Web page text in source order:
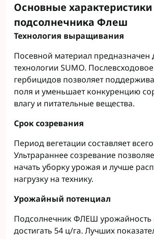
Основные характеристики
подсолнечника Флеш
Технология выращивания
Посевной материал предназначен
технологии SUMO.
гербицидов позволяет
поля и уменьшает конкуренцию
влагу и питательные вещества.
Срок созревания
Период вегетации составляет
Ультрараннее созревание
начать уборку урожая и лучше
нагрузку на технику.
Урожайный потенциал
Подсолнечник ФЛЕШ урожайность
достигать 54 ц/га. Лучших